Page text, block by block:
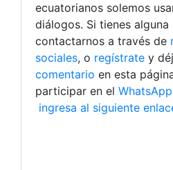
ecuatorianos solemos
diálogos. Si tienes
contactarnos a través de
sociales, o regístrate y
comentario en esta
participar en el WhatsApp
ingresa al siguiente